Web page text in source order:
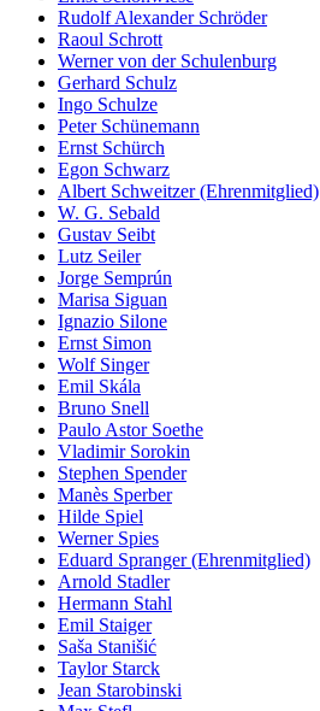
Rudolf Alexander Schröder
Raoul Schrott
Werner von der Schulenburg
Gerhard Schulz
Ingo Schulze
Peter Schünemann
Ernst Schürch
Egon Schwarz
Albert Schweitzer (Ehrenmitglied)
W. G. Sebald
Gustav Seibt
Lutz Seiler
Jorge Semprún
Marisa Siguan
Ignazio Silone
Ernst Simon
Wolf Singer
Emil Skála
Bruno Snell
Paulo Astor Soethe
Vladimir Sorokin
Stephen Spender
Manès Sperber
Hilde Spiel
Werner Spies
Eduard Spranger (Ehrenmitglied)
Arnold Stadler
Hermann Stahl
Emil Staiger
Saša Stanišić
Taylor Starck
Jean Starobinski